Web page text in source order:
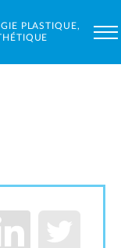
PLASTIQUE,